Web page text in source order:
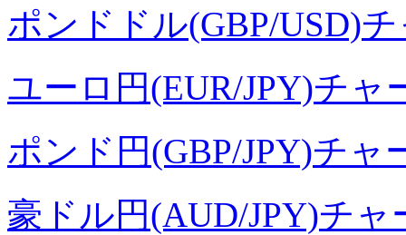
ポンドドル(GBP/USD)
ユーロ円(EUR/JPY)チャ
ポンド円(GBP/JPY)チャ
豪ドル円(AUD/JPY)チャ